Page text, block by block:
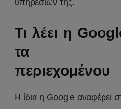
υπηρεσιών της.
Τι λέει η
τα
περιεχομένου
Η ίδια η Google αναφέρει